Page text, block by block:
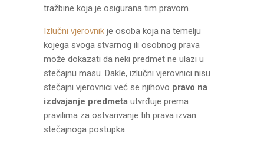
tražbine koja je osigurana tim pravom.
Izlučni vjerovnik je osoba koja na temelju
kojega svoga stvarnog ili osobnog prava
može dokazati da neki predmet ne ulazi u
stečajnu masu. Dakle, izlučni vjerovnici nisu
stečajni vjerovnici već se njihovo pravo na
izdvajanje predmeta utvrđuje prema
pravilima za ostvarivanje tih prava izvan
stečajnoga postupka.